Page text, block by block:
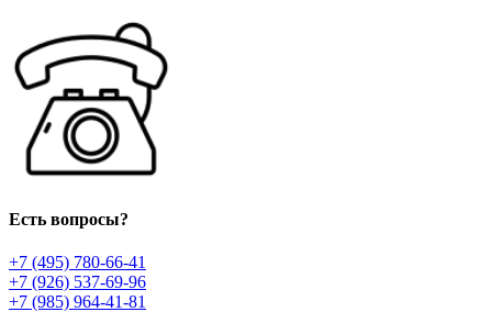
Есть вопросы?
+7 (495) 780-66-41
+7 (926) 537-69-96
+7 (985) 964-41-81